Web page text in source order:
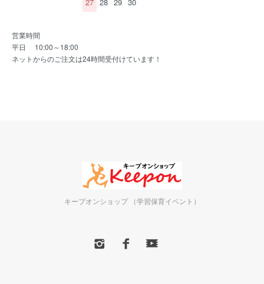
営業時間
平日 10:00～18:00
ネットからのご注文は24時間受付けています！
キープオンショップ （学習保育イベント）